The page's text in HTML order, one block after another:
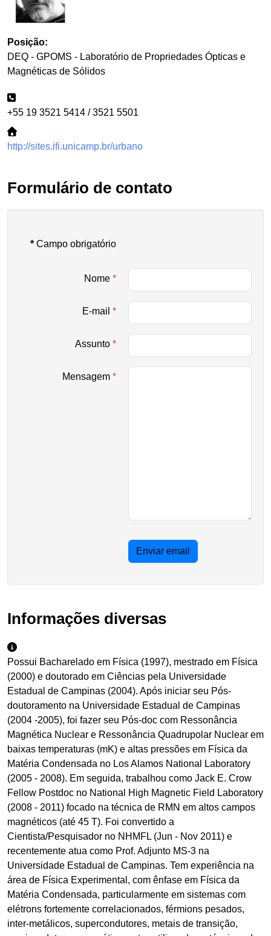
Posição:
DEQ - GPOMS - Laboratório de Propriedades Ópticas e
Magnéticas de Sólidos
+55 19 3521 5414 / 3521 5501
http://sites.ifi.unicamp.br/urbano
Formulário de contato
* Campo obrigatório
Nome *
E-mail *
Assunto *
Mensagem *
Enviar email
Informações diversas
Possui Bacharelado em Física (1997), mestrado em Física
(2000) e doutorado em Ciências pela Universidade
Estadual de Campinas (2004). Após iniciar seu Pós-
doutoramento na Universidade Estadual de Campinas
(2004 -2005), foi fazer seu Pós-doc com Ressonância
Magnética Nuclear e Ressonância Quadrupolar Nuclear em
baixas temperaturas (mK) e altas pressões em Física da
Matéria Condensada no Los Alamos National Laboratory
(2005 - 2008). Em seguida, trabalhou como Jack E. Crow
Fellow Postdoc no National High Magnetic Field Laboratory
(2008 - 2011) focado na técnica de RMN em altos campos
magnéticos (até 45 T). Foi convertido a
Cientista/Pesquisador no NHMFL (Jun - Nov 2011) e
recentemente atua como Prof. Adjunto MS-3 na
Universidade Estadual de Campinas. Tem experiência na
área de Física Experimental, com ênfase em Física da
Matéria Condensada, particularmente em sistemas com
elétrons fortemente correlacionados, férmions pesados,
inter-metálicos, supercondutores, metais de transição,